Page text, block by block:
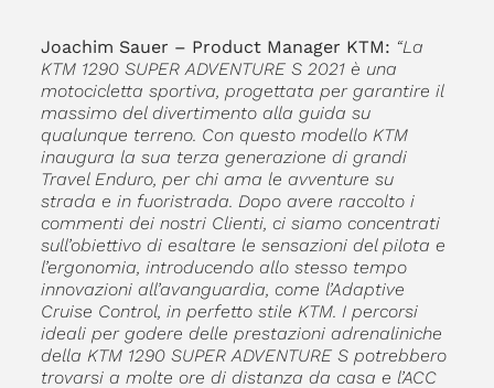
Joachim Sauer – Product Manager KTM: “La
KTM 1290 SUPER ADVENTURE S 2021 è una
motocicletta sportiva, progettata per garantire il
massimo del divertimento alla guida su
qualunque terreno. Con questo modello KTM
inaugura la sua terza generazione di grandi
Travel Enduro, per chi ama le avventure su
strada e in fuoristrada. Dopo avere raccolto i
commenti dei nostri Clienti, ci siamo concentrati
sull’obiettivo di esaltare le sensazioni del pilota e
l’ergonomia, introducendo allo stesso tempo
innovazioni all’avanguardia, come l’Adaptive
Cruise Control, in perfetto stile KTM. I percorsi
ideali per godere delle prestazioni adrenaliniche
della KTM 1290 SUPER ADVENTURE S potrebbero
trovarsi a molte ore di distanza da casa e l’ACC